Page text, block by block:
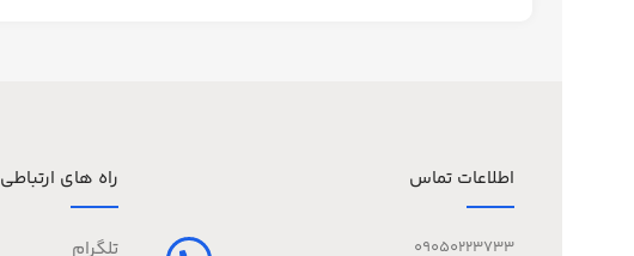
اطلاعات تماس
09050223733
راه های ارتباطی
تلگرام